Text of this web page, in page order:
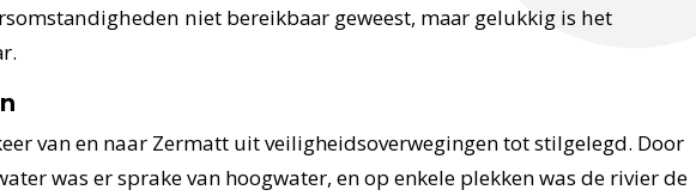
niet bereikbaar geweest, maar gelukkig is het
van en naar Zermatt uit veiligheidsoverwegingen tot stilgelegd. Door
was er sprake van hoogwater, en op enkele plekken was de rivier de